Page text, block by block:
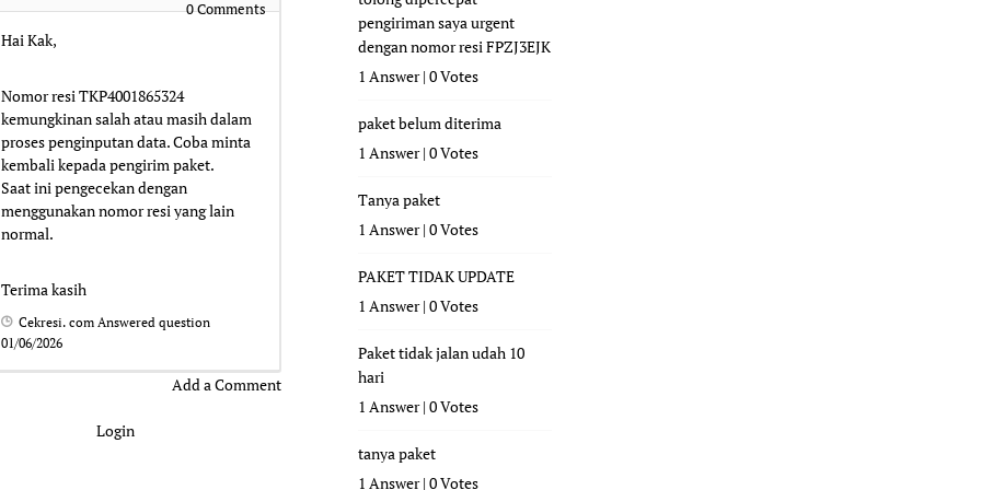
0Comments
Hai Kak,
Nomor resi TKP4001865324
kemungkinan salah atau masih dalam
proses penginputan data. Coba minta
kembali kepada pengirim paket.
Saat ini pengecekan dengan
menggunakan nomor resi yang lain
normal.
Terima kasih
Cekresi. com Answered question
01/06/2026
Add a Comment
Login
pengiriman saya urgent
dengan nomor resi FPZJ3EJK
1 Answer|0 Votes
paket belum diterima
1 Answer|0 Votes
Tanya paket
1 Answer|0 Votes
PAKET TIDAK UPDATE
1 Answer|0 Votes
Paket tidak jalan udah 10
hari
1 Answer|0 Votes
tanya paket
1 Answer|0 Votes